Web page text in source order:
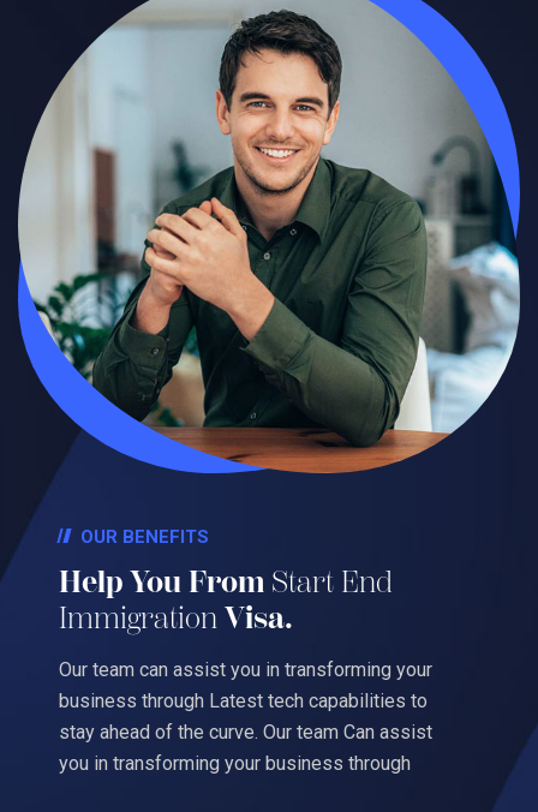
OUR BENEFITS
Help You From Start End
ImmigrationVisa.
Our team can assist you in transforming your
business through Latest tech capabilities to
stay ahead of the curve. Our team Can assist
you in transforming your business through